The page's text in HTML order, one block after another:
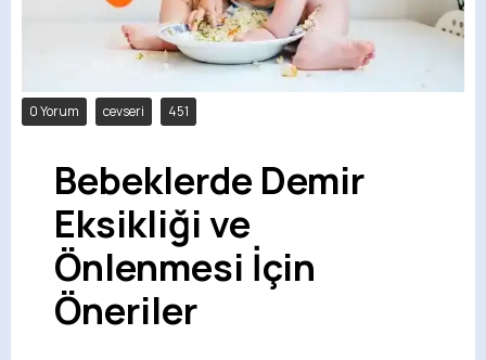
0 Yorum cevseri 451
Bebeklerde Demir
Eksikliği ve
Önlenmesi İçin
Öneriler